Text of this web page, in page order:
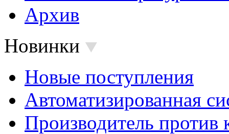
Архив
Новинки
Новые поступления
Автоматизированная
Производитель против